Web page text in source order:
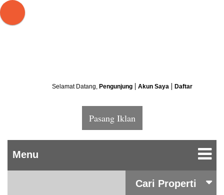
Selamat Datang, Pengunjung Akun Saya Daftar
Pasang Iklan
Cari Properti